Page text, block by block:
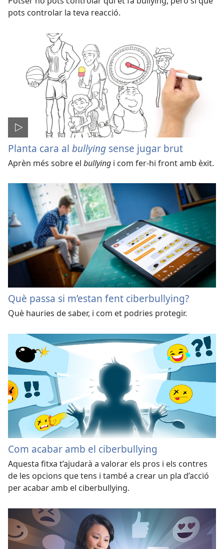
pots controlar la teva reacció.
Planta cara al bullying sense jugar brut
Aprèn més sobre el bullying i com fer-hi front amb èxit.
Què passa si m’estan fent ciberbullying?
Què hauries de saber, i com et podries protegir.
Com acabar amb el ciberbullying
Aquesta fitxa t’ajudarà a valorar els pros i els contres
de les opcions que tens i també a crear un pla d’acció
per acabar amb el ciberbullying.